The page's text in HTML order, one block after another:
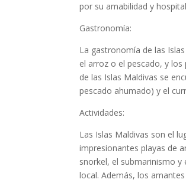
por su amabilidad y
Gastronomía:
La gastronomía de las
el arroz o el pescado, y
de las Islas Maldivas se
pescado ahumado) y el
Actividades:
Las Islas Maldivas son el
impresionantes playas de
snorkel, el submarinismo
local. Además, los